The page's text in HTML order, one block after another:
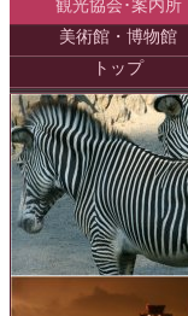
観光協会･案内所
美術館・博物館
トップ